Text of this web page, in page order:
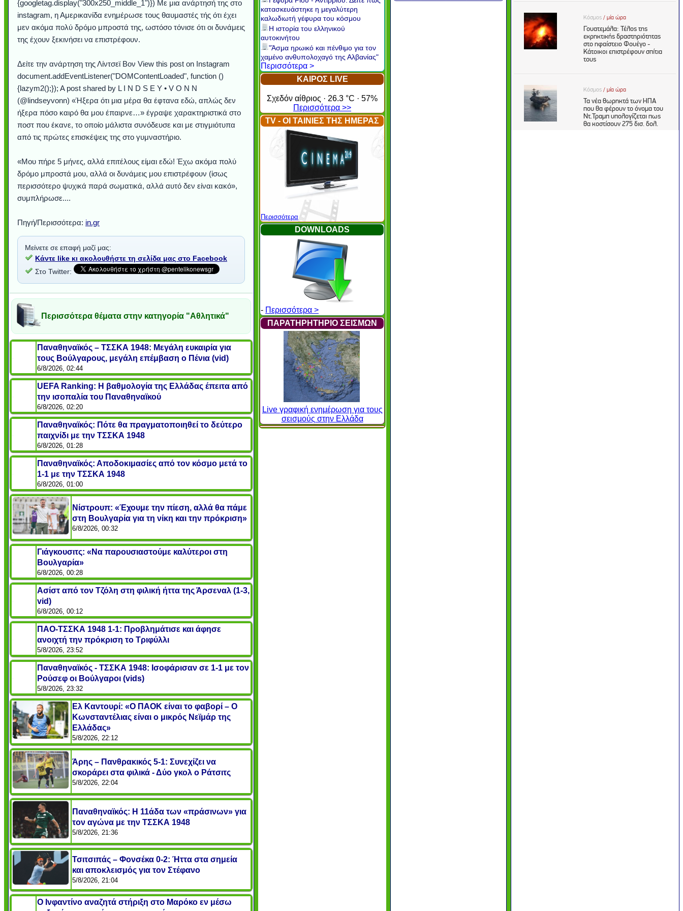
{googletag.display("300x250_middle_1")}) Με μια ανάρτησή της στο
instagram, η Αμερικανίδα ενημέρωσε τους θαυμαστές τής ότι έχει
μεν ακόμα πολύ δρόμο μπροστά της, ωστόσο τόνισε ότι οι δυνάμεις
της έχουν ξεκινήσει να επιστρέφουν.
Δείτε την ανάρτηση της Λίντσεϊ Βον View this post on Instagram
document.addEventListener("DOMContentLoaded", function ()
{lazym2();}); A post shared by L I N D S E Y • V O N N
(@lindseyvonn) «Ήξερα ότι μια μέρα θα έφτανα εδώ, απλώς δεν
ήξερα πόσο καιρό θα μου έπαιρνε…» έγραψε χαρακτηριστικά στο
ποστ που έκανε, το οποίο μάλιστα συνόδευσε και με στιγμιότυπα
από τις πρώτες επισκέψεις της στο γυμναστήριο.
«Μου πήρε 5 μήνες, αλλά επιτέλους είμαι εδώ! Έχω ακόμα πολύ
δρόμο μπροστά μου, αλλά οι δυνάμεις μου επιστρέφουν (ίσως
περισσότερο ψυχικά παρά σωματικά, αλλά αυτό δεν είναι κακό»,
συμπλήρωσε....
Πηγή/Περισσότερα: in.gr
Μείνετε σε επαφή μαζί μας:
Κάντε like κι ακολουθήστε τη σελίδα μας στο Facebook
Στο Twitter:
Περισσότερα θέματα στην κατηγορία "Αθλητικά"
Παναθηναϊκός – ΤΣΣΚΑ 1948: Μεγάλη ευκαιρία για
τους Βούλγαρους, μεγάλη επέμβαση ο Πένια (vid)
6/8/2026, 02:44
UEFA Ranking: Η βαθμολογία της Ελλάδας έπειτα από
την ισοπαλία του Παναθηναϊκού
6/8/2026, 02:20
Παναθηναϊκός: Πότε θα πραγματοποιηθεί το δεύτερο
παιχνίδι με την ΤΣΣΚΑ 1948
6/8/2026, 01:28
Παναθηναϊκός: Αποδοκιμασίες από τον κόσμο μετά το
1-1 με την ΤΣΣΚΑ 1948
6/8/2026, 01:00
Νίστρουπ: «Έχουμε την πίεση, αλλά θα πάμε
στη Βουλγαρία για τη νίκη και την πρόκριση»
6/8/2026, 00:32
Γιάγκουσιτς: «Nα παρουσιαστούμε καλύτεροι στη
Βουλγαρία»
6/8/2026, 00:28
Ασίστ από τον Τζόλη στη φιλική ήττα της Άρσεναλ (1-3,
vid)
6/8/2026, 00:12
ΠΑΟ-ΤΣΣΚΑ 1948 1-1: Προβλημάτισε και άφησε
ανοιχτή την πρόκριση το Τριφύλλι
5/8/2026, 23:52
Παναθηναϊκός - ΤΣΣΚΑ 1948: Ισοφάρισαν σε 1-1 με τον
Ρούσεφ οι Βούλγαροι (vids)
5/8/2026, 23:32
Ελ Καντουρί: «Ο ΠΑΟΚ είναι το φαβορί – Ο
Κωνσταντέλιας είναι ο μικρός Νεϊμάρ της
Ελλάδας»
5/8/2026, 22:12
Άρης – Πανθρακικός 5-1: Συνεχίζει να
σκοράρει στα φιλικά - Δύο γκολ ο Ράτσιτς
5/8/2026, 22:04
Παναθηναϊκός: Η 11άδα των «πράσινων» για
τον αγώνα με την ΤΣΣΚΑ 1948
5/8/2026, 21:36
Τσιτσιπάς – Φονσέκα 0-2: Ήττα στα σημεία
και αποκλεισμός για τον Στέφανο
5/8/2026, 21:04
Ο Ινφαντίνο αναζητά στήριξη στο Μαρόκο εν μέσω
κατασκευάστηκε η μεγαλύτερη
καλωδιωτή γέφυρα του κόσμου
Η ιστορία του ελληνικού
αυτοκινήτου
"Άσμα ηρωικό και πένθιμο για τον
χαμένο ανθυπολοχαγό της Αλβανίας"
Περισσότερα >
ΚΑΙΡΟΣ LIVE
Σχεδόν αίθριος · 26.3 °C · 57%
Περισσότερα >>
TV - ΟΙ ΤΑΙΝΙΕΣ ΤΗΣ ΗΜΕΡΑΣ
Περισσότερα
DOWNLOADS
- Περισσότερα >
ΠΑΡΑΤΗΡΗΤΗΡΙΟ ΣΕΙΣΜΩΝ
Live γραφική ενημέρωση για τους
σεισμούς στην Ελλάδα